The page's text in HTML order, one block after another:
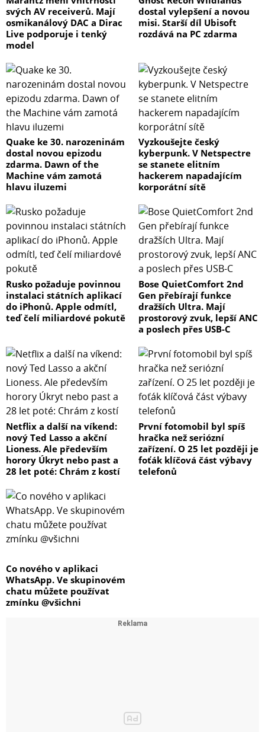
svých AV receiverů. Mají
osmikanálový DAC a Dirac
Live podporuje i tenký
model
dostal vylepšení a novou
misi. Starší díl Ubisoft
rozdává na PC zdarma
Quake ke 30. narozeninám
dostal novou epizodu
zdarma. Dawn of the
Machine vám zamotá
hlavu iluzemi
Vyzkoušejte český
kyberpunk. V Netspectre
se stanete elitním
hackerem napadajícím
korporátní sítě
Rusko požaduje povinnou
instalaci státních aplikací
do iPhonů. Apple odmítl,
teď čelí miliardové pokutě
Bose QuietComfort 2nd
Gen přebírají funkce
dražších Ultra. Mají
prostorový zvuk, lepší ANC
a poslech přes USB-C
Netflix a další na víkend:
nový Ted Lasso a akční
Lioness. Ale především
horory Úkryt nebo past a
28 let poté: Chrám z kostí
První fotomobil byl spíš
hračka než seriózní
zařízení. O 25 let později je
foťák klíčová část výbavy
telefonů
Co nového v aplikaci
WhatsApp. Ve skupinovém
chatu můžete používat
zmínku @všichni